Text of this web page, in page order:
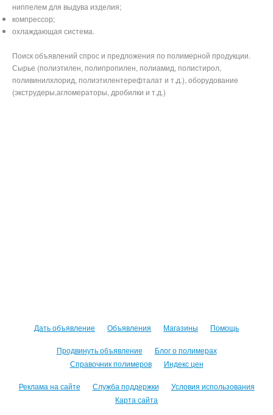
ниппелем для выдува изделия;
компрессор;
охлаждающая система.
Поиск объявлений спрос и предложения по полимерной продукции.
Сырье (полиэтилен, полипропилен, полиамид, полистирол,
поливинилхлорид, полиэтилентерефталат и т.д.), оборудование
(экструдеры,агломераторы, дробилки и т.д.)
Дать объявление Объявления Магазины Помощь
Продвинуть объявление
Блог о полимерах
Справочник полимеров
Индекс цен
Реклама на сайте Служба поддержки
Условия использования
Карта сайта